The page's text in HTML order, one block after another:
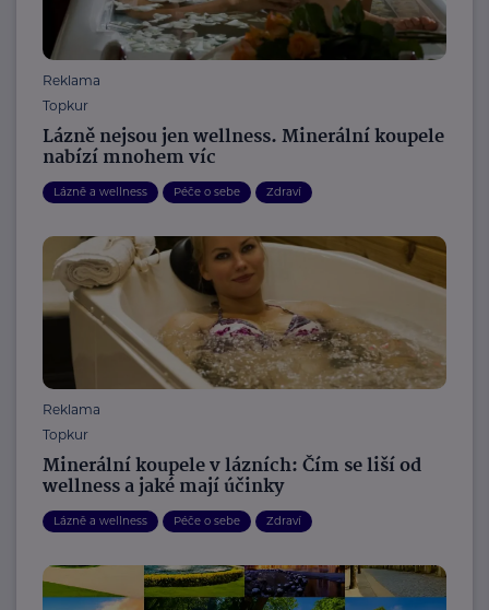
Reklama
Topkur
Lázně nejsou jen wellness. Minerální koupele
nabízí mnohem víc
Lázně a wellness Péče o sebe Zdraví
Reklama
Topkur
Minerální koupele v lázních: Čím se liší od
wellness a jaké mají účinky
Lázně a wellness Péče o sebe Zdraví